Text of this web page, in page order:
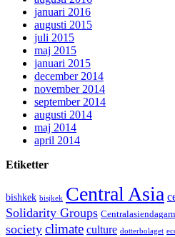
januari 2016
augusti 2015
juli 2015
maj 2015
januari 2015
december 2014
november 2014
september 2014
augusti 2014
maj 2014
april 2014
Etiketter
bishkek bisjkek Central Asia
Solidarity Groups
society climate culture dotterbolaget